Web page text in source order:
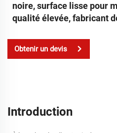
noire, surface lisse pour
qualité élevée, fabricant
Obtenir un devis
Introduction